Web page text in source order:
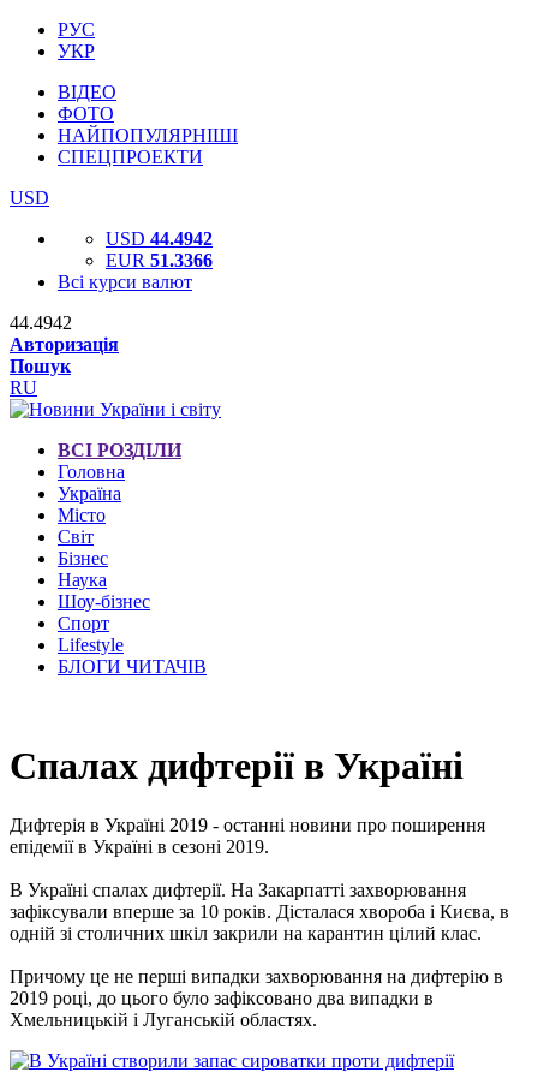
РУС
УКР
ВІДЕО
ФОТО
НАЙПОПУЛЯРНІШІ
СПЕЦПРОЕКТИ
USD
USD 44.4942
EUR 51.3366
Всі курси валют
44.4942
Авторизація
Пошук
RU
ВСІ РОЗДІЛИ
Головна
Україна
Місто
Світ
Бізнес
Наука
Шоу-бізнес
Спорт
Lifestyle
БЛОГИ ЧИТАЧІВ
Спалах дифтерії в Україні
Дифтерія в Україні 2019 - останні новини про поширення
епідемії в Україні в сезоні 2019.
В Україні спалах дифтерії. На Закарпатті захворювання
зафіксували вперше за 10 років. Дісталася хвороба і Києва, в
одній зі столичних шкіл закрили на карантин цілий клас.
Причому це не перші випадки захворювання на дифтерію в
2019 році, до цього було зафіксовано два випадки в
Хмельницькій і Луганській областях.